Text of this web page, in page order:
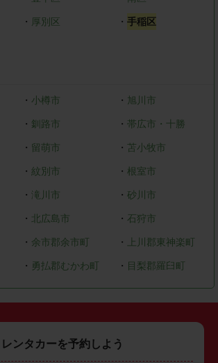
・ 厚別区 ・手稲区
・ 小樽市 ・ 旭川市
・ 釧路市 ・ 帯広市・十勝
・ 留萌市 ・苫小牧市
・ 紋別市 ・ 根室市
・ 滝川市 ・砂川市
・ 北広島市 ・ 石狩市
・ 余市郡余市町 ・ 上川郡東神楽町
・ 勇払郡むかわ町 ・ 目梨郡羅臼町
レンタカーを予約しよう